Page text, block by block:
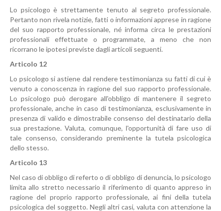
Lo psicologo è strettamente tenuto al segreto professionale.
Pertanto non rivela notizie, fatti o informazioni apprese in ragione
del suo rapporto professionale, né informa circa le prestazioni
professionali effettuate o programmate, a meno che non
ricorrano le ipotesi previste dagli articoli seguenti.
Articolo 12
Lo psicologo si astiene dal rendere testimonianza su fatti di cui è
venuto a conoscenza in ragione del suo rapporto professionale.
Lo psicologo può derogare all'obbligo di mantenere il segreto
professionale, anche in caso di testimonianza, esclusivamente in
presenza di valido e dimostrabile consenso del destinatario della
sua prestazione. Valuta, comunque, l'opportunità di fare uso di
tale consenso, considerando preminente la tutela psicologica
dello stesso.
Articolo 13
Nel caso di obbligo di referto o di obbligo di denuncia, lo psicologo
limita allo stretto necessario il riferimento di quanto appreso in
ragione del proprio rapporto professionale, ai fini della tutela
psicologica del soggetto. Negli altri casi, valuta con attenzione la